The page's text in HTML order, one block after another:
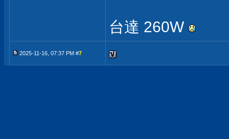
台達 260W
2025-11-16, 07:37 PM #7